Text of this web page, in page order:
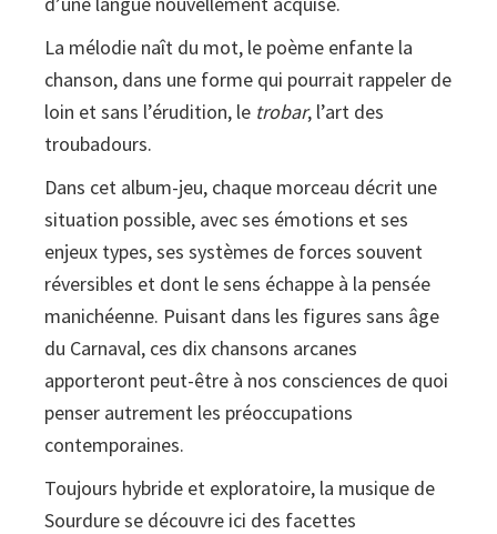
La mélodie naît du mot, le poème enfante la
chanson, dans une forme qui pourrait rappeler de
loin et sans l’érudition, le trobar, l’art des
troubadours.
Dans cet album-jeu, chaque morceau décrit une
situation possible, avec ses émotions et ses
enjeux types, ses systèmes de forces souvent
réversibles et dont le sens échappe à la pensée
manichéenne. Puisant dans les figures sans âge
du Carnaval, ces dix chansons arcanes
apporteront peut-être à nos consciences de quoi
penser autrement les préoccupations
contemporaines.
Toujours hybride et exploratoire, la musique de
Sourdure se découvre ici des facettes